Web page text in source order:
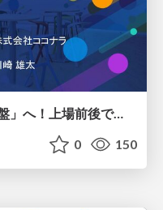
「守りのIT」から「攻めの基盤」へ！上場前後でやりきった情シス・モダナイゼーション
0 150